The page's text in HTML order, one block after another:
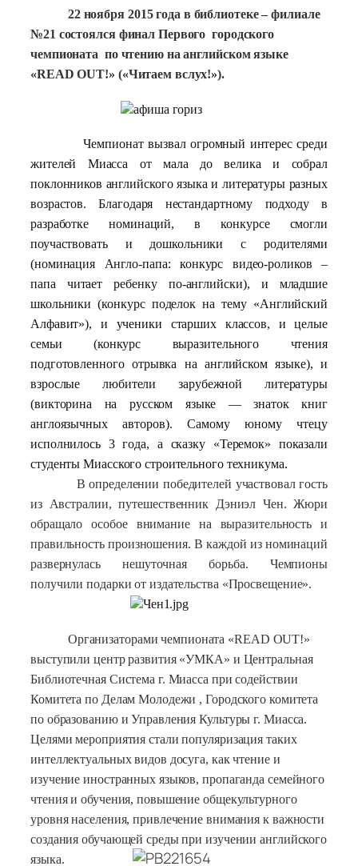
22 ноября 2015 года в библиотеке – филиале
№21 состоялся финал Первого городского
чемпионата по чтению на английском языке
«READ OUT!» («Читаем вслух!»).
Чемпионат вызвал огромный интерес среди
жителей Миасса от мала до велика и собрал
поклонников английского языка и литературы разных
возрастов. Благодаря нестандартному подходу в
разработке номинаций, в конкурсе смогли
поучаствовать и дошкольники с родителями
(номинация Англо-папа: конкурс видео-роликов –
папа читает ребенку по-английски), и младшие
школьники (конкурс поделок на тему «Английский
Алфавит»), и ученики старших классов, и целые
семьи (конкурс выразительного чтения
подготовленного отрывка на английском языке), и
взрослые любители зарубежной литературы
(викторина на русском языке — знаток книг
англоязычных авторов). Самому юному чтецу
исполнилось 3 года, а сказку «Теремок» показали
студенты Миасского строительного техникума.
В определении победителей участвовал гость
из Австралии,путешественник Дэниэл Чен. Жюри
обращало особое внимание на выразительность и
правильность произношения. В каждой из номинаций
развернулась нешуточная борьба. Чемпионы
получили подарки от издательства «Просвещение».
Организаторами чемпионата «READ OUT!»
выступили центр развития «УМКА» и Центральная
Библиотечная Система г. Миасса при содействии
Комитета по Делам Молодежи , Городского комитета
по образованию и Управления Культуры г. Миасса.
Целями мероприятия стали популяризация таких
интеллектуальных видов досуга, как чтение и
изучение иностранных языков, пропаганда семейного
чтения и обучения, повышение общекультурного
уровня населения, привлечение внимания к важности
создания обучающей среды при изучении английского
языка.